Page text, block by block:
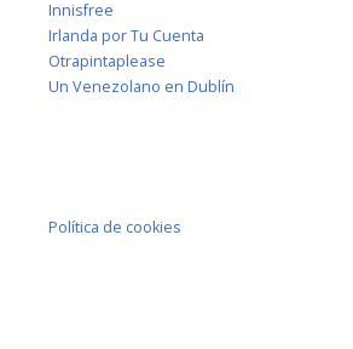
Innisfree
Irlanda por Tu Cuenta
Otrapintaplease
Un Venezolano en Dublín
Política de cookies